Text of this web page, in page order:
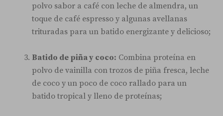
polvo sabor a café con leche de almendra, un
toque de café espresso y algunas avellanas
trituradas para un batido energizante y delicioso;
Batido de piña y coco: Combina proteína en
polvo de vainilla con trozos de piña fresca, leche
de coco y un poco de coco rallado para un
batido tropical y lleno de proteínas;